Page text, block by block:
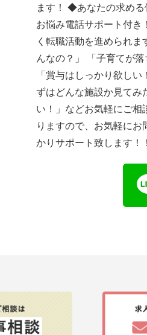
ます！ ◆あなたの求め
お悩み電話サポート付き
く転職活動を進められ
んなの？」 「子育てが
「賞与はしっかり欲し
ずはどんな施設か見てみ
い！」などお気軽にご相
りますので、お気軽に
かりサポート致します！！